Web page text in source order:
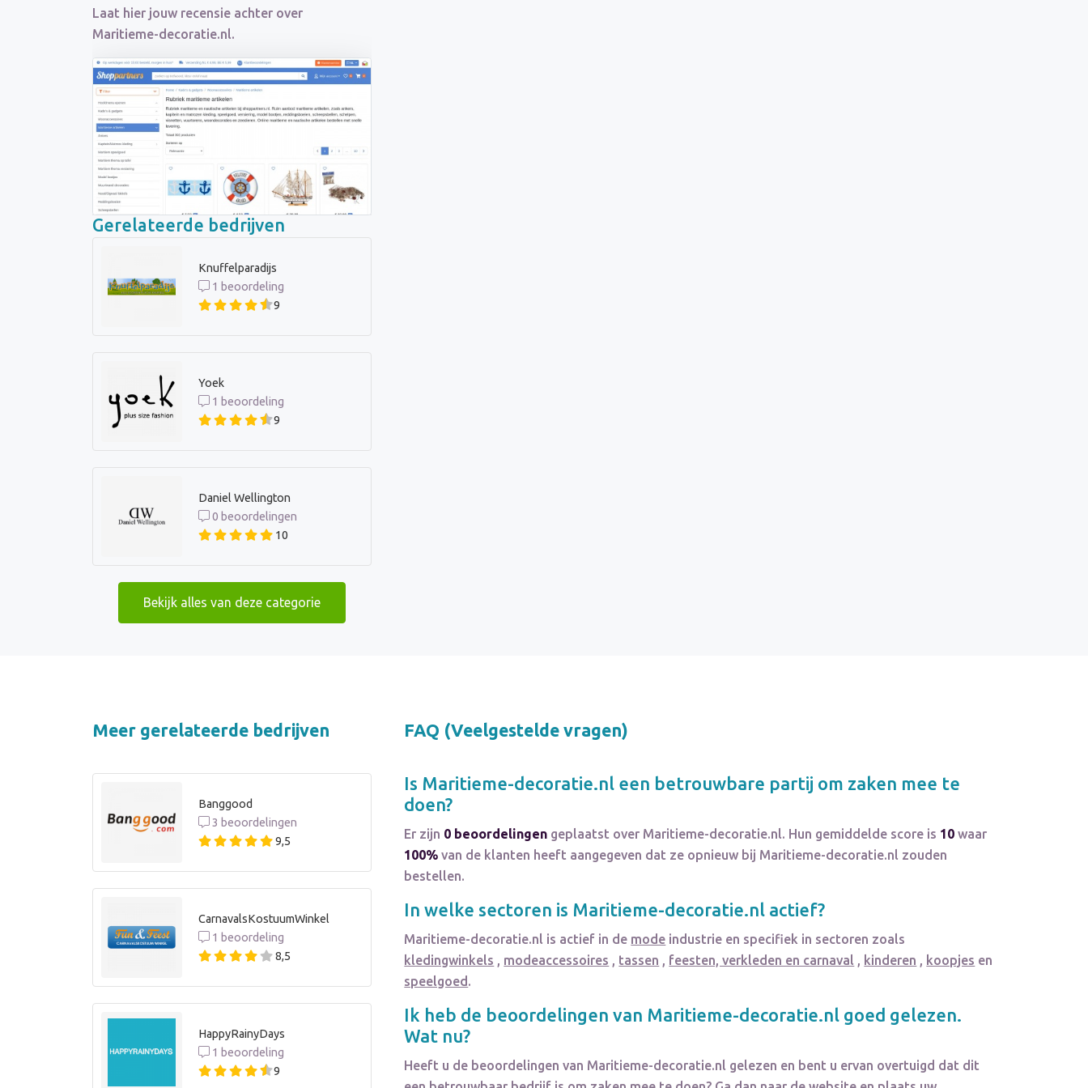
Laat hier jouw recensie achter over
Maritieme-decoratie.nl.
Gerelateerde bedrijven
Knuffelparadijs
1 beoordeling
9
Yoek
1 beoordeling
9
Daniel Wellington
0 beoordelingen
10
Bekijk alles van deze categorie
Meer gerelateerde bedrijven
Banggood
3 beoordelingen
9,5
CarnavalsKostuumWinkel
1 beoordeling
8,5
HappyRainyDays
1 beoordeling
9
FAQ (Veelgestelde vragen)
Is Maritieme-decoratie.nl een betrouwbare partij om zaken mee te
doen?
Er zijn 0 beoordelingen geplaatst over Maritieme-decoratie.nl. Hun gemiddelde score is 10 waar
100% van de klanten heeft aangegeven dat ze opnieuw bij Maritieme-decoratie.nl zouden
bestellen.
In welke sectoren is Maritieme-decoratie.nl actief?
Maritieme-decoratie.nl is actief in de mode industrie en specifiek in sectoren zoals
kledingwinkels , modeaccessoires , tassen , feesten, verkleden en carnaval , kinderen , koopjes en
speelgoed.
Ik heb de beoordelingen van Maritieme-decoratie.nl goed gelezen.
Wat nu?
Heeft u de beoordelingen van Maritieme-decoratie.nl gelezen en bent u ervan overtuigd dat dit